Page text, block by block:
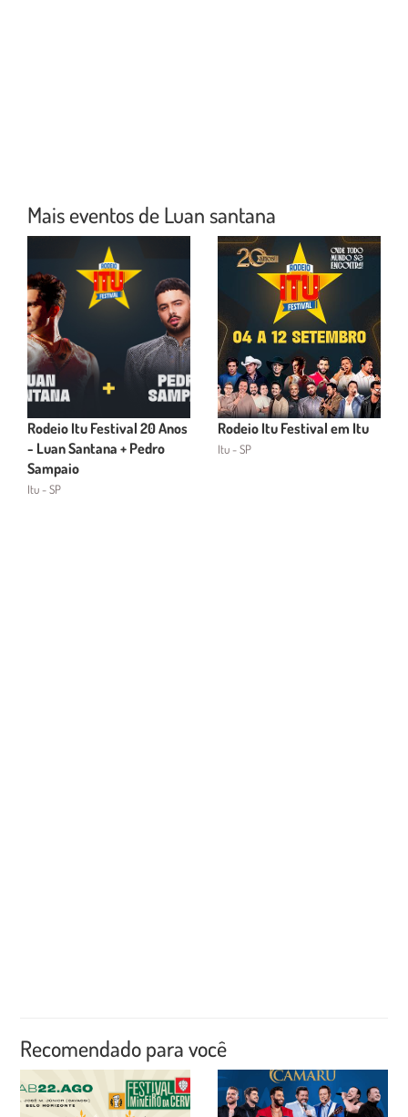
Mais eventos de Luan santana
Rodeio Itu Festival 20 Anos
- Luan Santana + Pedro
Sampaio
Itu - SP
Rodeio Itu Festival em Itu
Itu - SP
Recomendado para você